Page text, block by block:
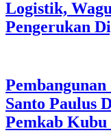
Logistik,
Pengerukan
Santo Paulus
Pemkab Kubu